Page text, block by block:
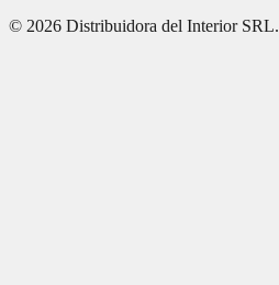
© 2026 Distribuidora del Interior SRL.